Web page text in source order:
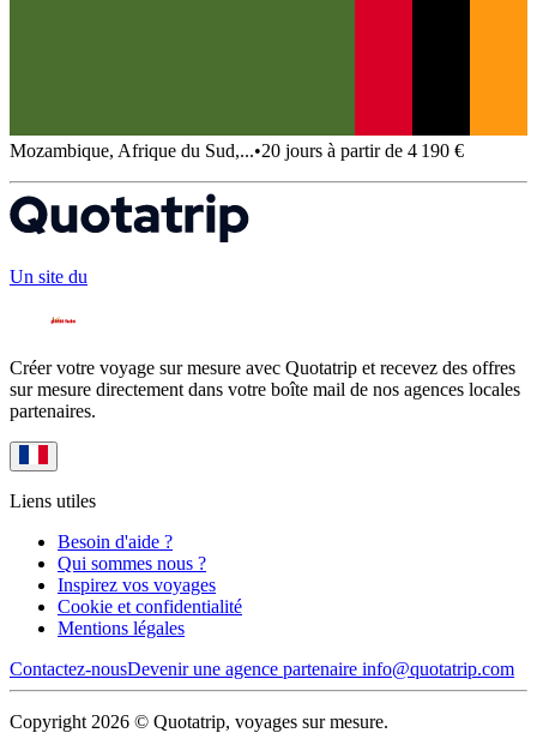
Mozambique, Afrique du Sud,...•20 jours à partir de 4 190 €
Un site du
Créer votre voyage sur mesure avec Quotatrip et recevez des offres
sur mesure directement dans votre boîte mail de nos agences locales
partenaires.
Liens utiles
Besoin d'aide ?
Qui sommes nous ?
Inspirez vos voyages
Cookie et confidentialité
Mentions légales
Contactez-nousDevenir une agence partenaire info@quotatrip.com
Copyright 2026 © Quotatrip, voyages sur mesure.